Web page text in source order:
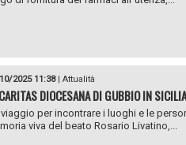
2025 11:38| Attualità
DIOCESANA DI GUBBIO IN
per incontrare i luoghi e le
viva del beato Rosario Livatino,...